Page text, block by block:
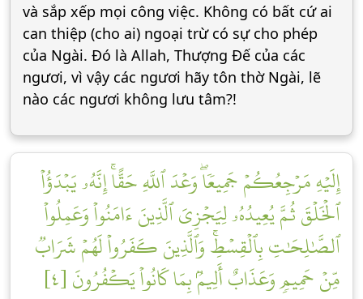
và sắp xếp mọi công việc. Không có bất cứ ai
can thiệp (cho ai) ngoại trừ có sự cho phép
của Ngài. Đó là Allah, Thượng Đế của các
ngươi, vì vậy các ngươi hãy tôn thờ Ngài, lẽ
nào các ngươi không lưu tâm?!
إِلَيۡهِ مَرۡجِعُكُمۡ جَمِيعٗاۖ وَعۡدَ ٱللَّهِ حَقًّاۚ إِنَّهُۥ يَبۡدَؤُاْ
ٱلۡخَلۡقَ ثُمَّ يُعِيدُهُۥ لِيَجۡزِيَ ٱلَّذِينَ ءَامَنُواْ وَعَمِلُواْ
ٱلصَّٰلِحَٰتِ بِٱلۡقِسۡطِۚ وَٱلَّذِينَ كَفَرُواْ لَهُمۡ شَرَابٞ
مِّنۡ حَمِيمٖ وَعَذَابٌ أَلِيمُۢ بِمَا كَانُواْ يَكۡفُرُونَ [٤]